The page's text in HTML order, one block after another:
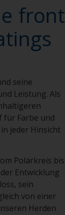
front
seine
Leistung. Als
für Farbe und
jeder Hinsicht
Polarkreis bis
Entwicklung
sein
von einer
Herden